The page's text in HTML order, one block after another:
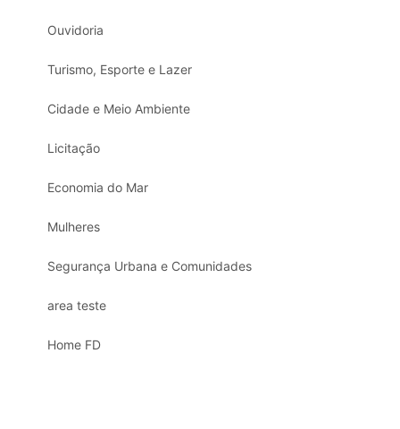
Ouvidoria
Turismo, Esporte e Lazer
Cidade e Meio Ambiente
Licitação
Economia do Mar
Mulheres
Segurança Urbana e Comunidades
area teste
Home FD